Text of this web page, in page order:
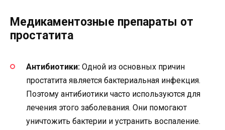
Медикаментозные препараты от
простатита
Антибиотики: Одной из основных причин
простатита является бактериальная инфекция.
Поэтому антибиотики часто используются для
лечения этого заболевания. Они помогают
уничтожить бактерии и устранить воспаление.